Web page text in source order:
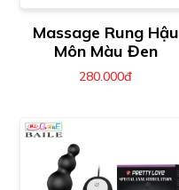
Massage Rung Hậu
Môn Màu Đen
280.000đ